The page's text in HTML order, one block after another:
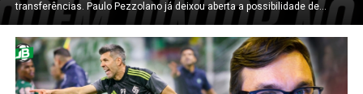
transferências. Paulo Pezzolano já deixou aberta a possibilidade de...